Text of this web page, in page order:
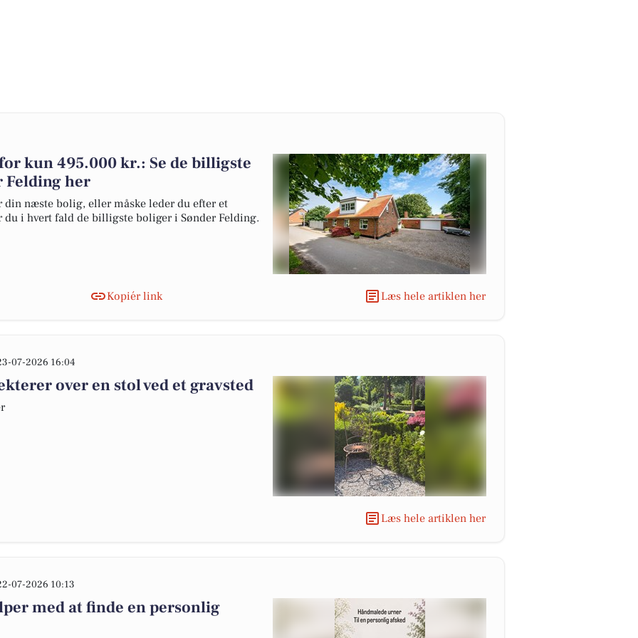
kun 495.000 kr.: Se de billigste
Felding her
din næste bolig, eller måske leder du efter et
i hvert fald de billigste boliger i Sønder Felding.
Kopiér link Læs hele artiklen her
07-2026 16:04
over en stol ved et gravsted
Læs hele artiklen her
07-2026 10:13
med at finde en personlig